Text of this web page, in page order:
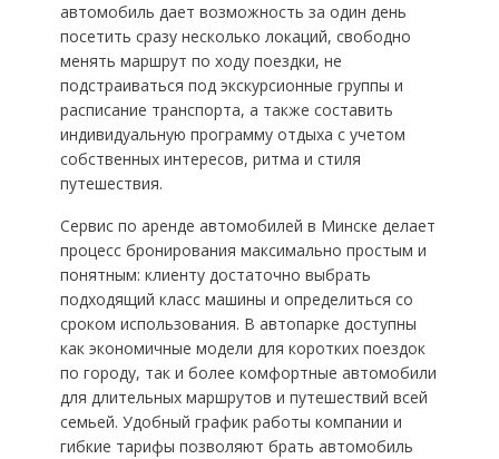
автомобиль дает возможность за один день
посетить сразу несколько локаций, свободно
менять маршрут по ходу поездки, не
подстраиваться под экскурсионные группы и
расписание транспорта, а также составить
индивидуальную программу отдыха с учетом
собственных интересов, ритма и стиля
путешествия.
Сервис по аренде автомобилей в Минске делает
процесс бронирования максимально простым и
понятным: клиенту достаточно выбрать
подходящий класс машины и определиться со
сроком использования. В автопарке доступны
как экономичные модели для коротких поездок
по городу, так и более комфортные автомобили
для длительных маршрутов и путешествий всей
семьей. Удобный график работы компании и
гибкие тарифы позволяют брать автомобиль